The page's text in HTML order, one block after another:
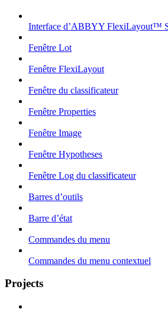
Interface d’ABBYY FlexiLayout™
Fenêtre Lot
Fenêtre FlexiLayout
Fenêtre du classificateur
Fenêtre Properties
Fenêtre Image
Fenêtre Hypotheses
Fenêtre Log du classificateur
Barres d’outils
Barre d’état
Commandes du menu
Commandes du menu contextuel
Projects